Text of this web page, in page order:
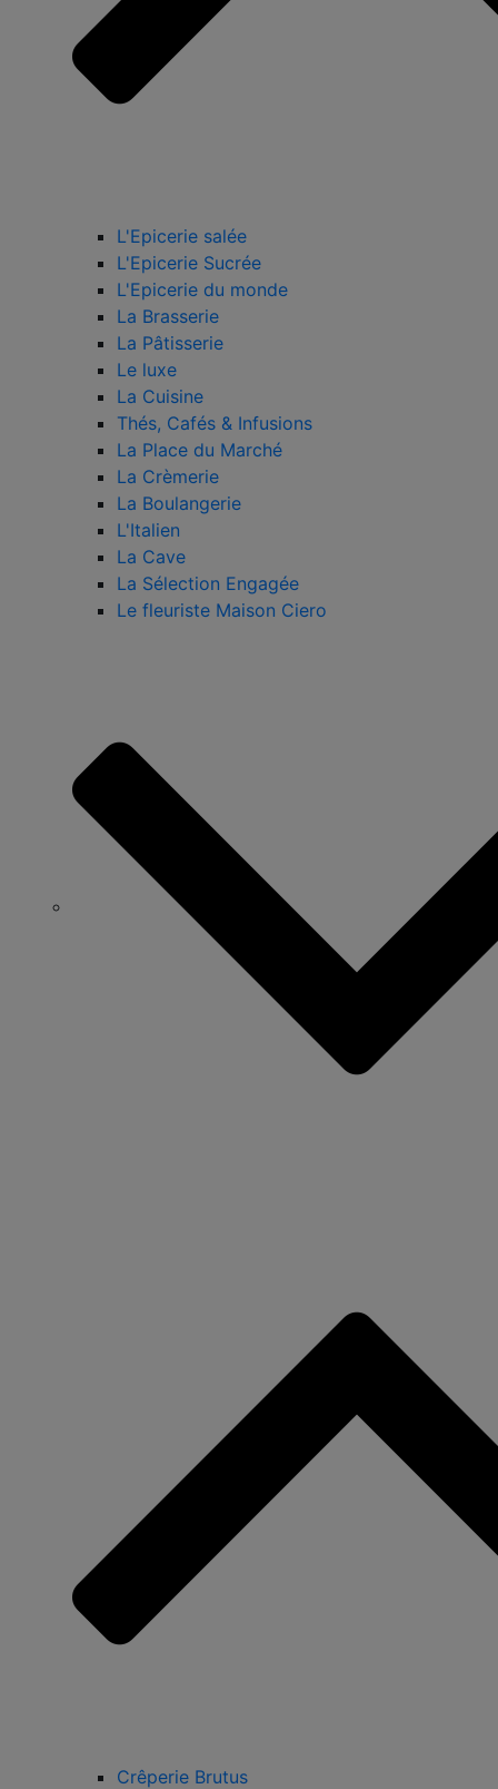
L'Epicerie salée
L'Epicerie Sucrée
L'Epicerie du monde
La Brasserie
La Pâtisserie
Le luxe
La Cuisine
Thés, Cafés & Infusions
La Place du Marché
La Crèmerie
La Boulangerie
L'Italien
La Cave
La Sélection Engagée
Le fleuriste Maison Ciero
Crêperie Brutus